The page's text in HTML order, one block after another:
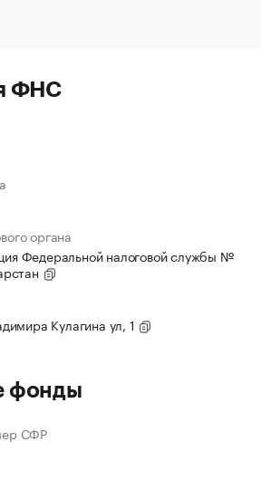
ФНС
органа
Федеральной налоговой службы №
Кулагина ул, 1
фонды
СФР